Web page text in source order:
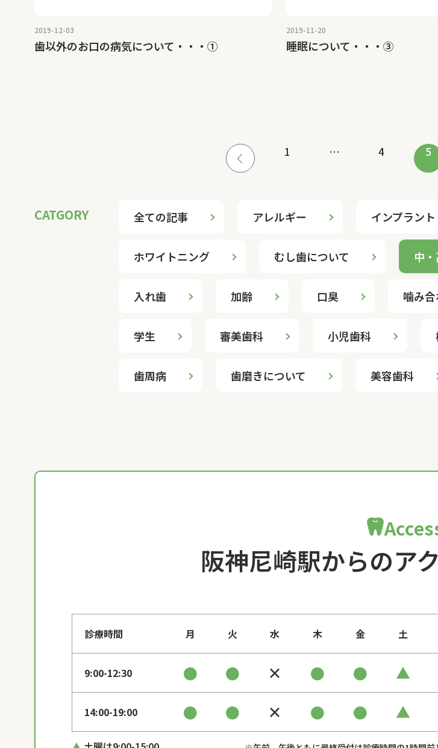
2019-12-03
歯以外のお口の病気について・・・①
2019-11-20
睡眠について・・・③
ペ
1 … 4 5
全ての記事 アレルギー インプラント
ホワイトニング むし歯について 中
入れ歯 加齢 口臭 噛み
学生 審美歯科 小児歯科
歯周病 歯磨きについて 美容歯科
阪神尼崎駅からのア
診療時間 月 火 水 木 金 土
9:00-12:30 ● ● × ● ● ▲
14:00-19:00 ● ● × ● ● ▲